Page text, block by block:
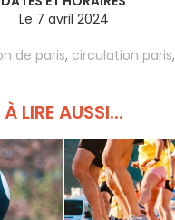
Le 7 avril 2024
de paris, circulation paris,
À LIRE AUSSI...